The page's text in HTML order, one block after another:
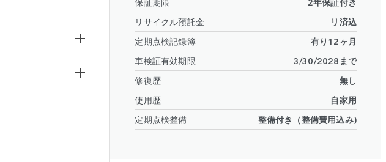
リサイクル預託金
リ済込
定期点検記録簿
有り12ヶ月
車検証有効期限
3/30/2028まで
修復歴
無し
使用歴
自家用
定期点検整備
整備付き（整備費用込み)